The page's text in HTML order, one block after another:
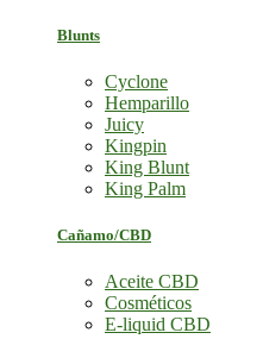
Blunts
Cyclone
Hemparillo
Juicy
Kingpin
King Blunt
King Palm
Cañamo/CBD
Aceite CBD
Cosméticos
E-liquid CBD